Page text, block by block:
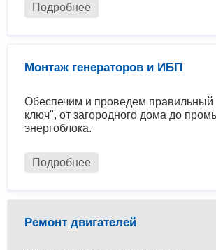
Подробнее
Монтаж генераторов и ИБП
Обеспечим и проведем правильный
ключ", от загородного дома до
энергоблока.
Подробнее
Ремонт двигателей